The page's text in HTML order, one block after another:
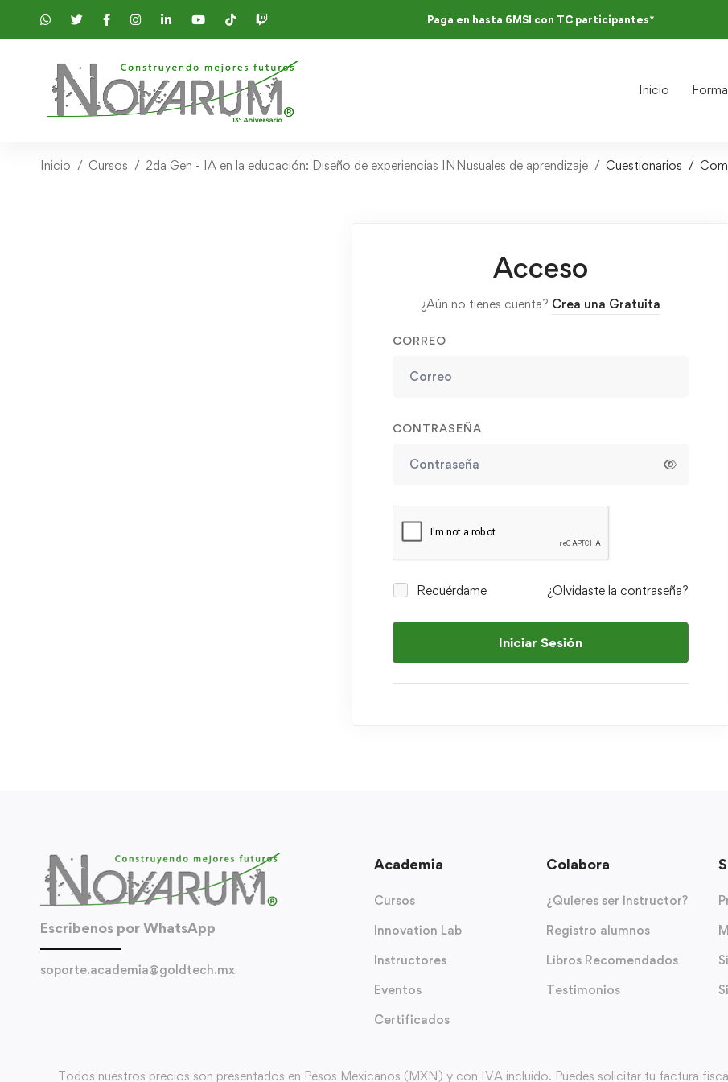
Paga en hasta 6MSI con TC participantes*
Inicio
Inicio Cursos 2da Gen - IA en la educación: Diseño de experiencias INNusuales de aprendizaje Cuestionarios
Acceso
¿Aún no tienes cuenta? Crea una Gratuita
CORREO
CONTRASEÑA
Recuérdame ¿Olvidaste la contraseña?
Iniciar Sesión
Escribenos por WhatsApp
soporte.academia@goldtech.mx
Academia
Cursos
Innovation Lab
Instructores
Eventos
Certificados
Colabora
¿Quieres ser instructor?
Registro alumnos
Libros Recomendados
Testimonios
Todos nuestros precios son presentados en Pesos Mexicanos (MXN) y con IVA incluido. Puedes solicitar tu factura